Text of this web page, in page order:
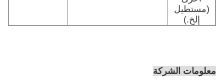
(مستطيل
إلخ.)
معلومات الشركة